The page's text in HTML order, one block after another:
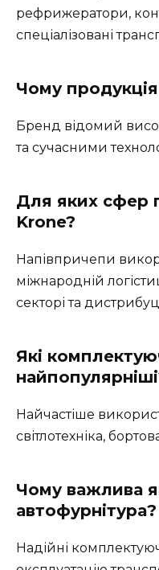
рефрижератори,
спеціалізовані
Чому
Бренд відомий
та сучасними
Для яких сфер
Krone?
Напівпричепи
міжнародній
секторі та
Які
Найчастіше
світлотехніка,
Чому важлива
автофурнітура?
Надійні